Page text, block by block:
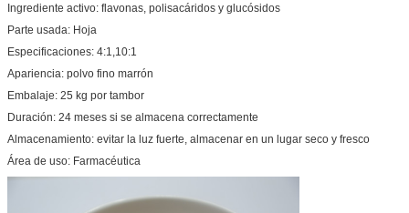
Ingrediente activo: flavonas, polisacáridos y glucósidos
Parte usada: Hoja
Especificaciones: 4:1,10:1
Apariencia: polvo fino marrón
Embalaje: 25 kg por tambor
Duración: 24 meses si se almacena correctamente
Almacenamiento: evitar la luz fuerte, almacenar en un lugar seco y fresco
Área de uso: Farmacéutica